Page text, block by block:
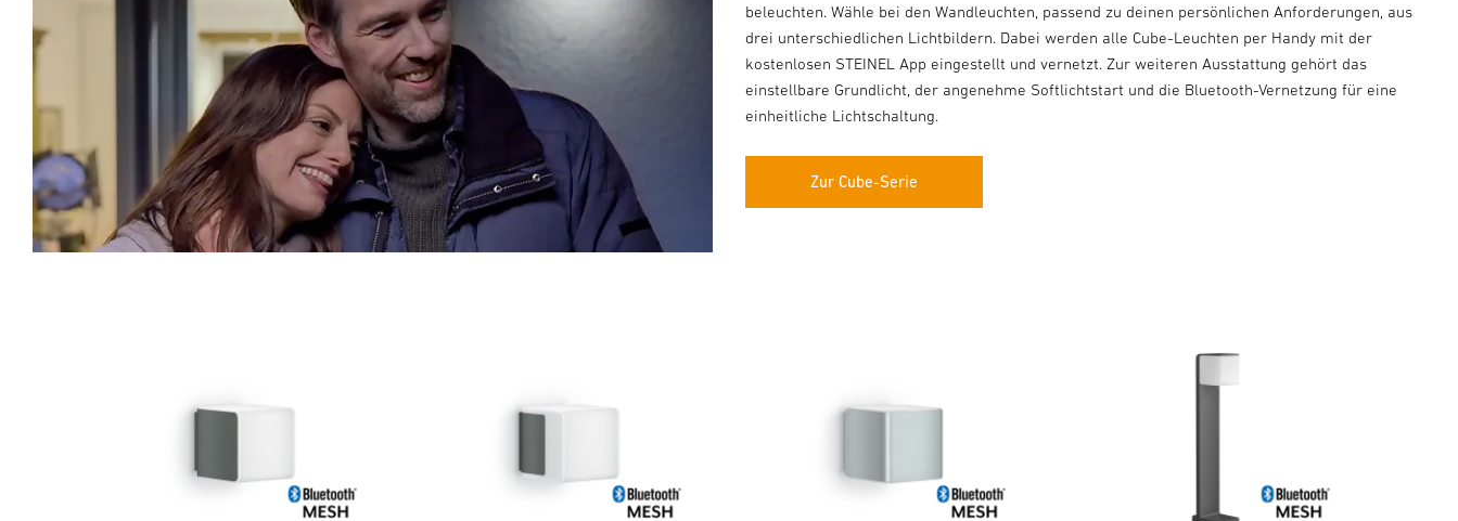
beleuchten. Wähle bei den Wandleuchten, passend zu deinen persönlichen Anforderungen, aus
drei unterschiedlichen Lichtbildern. Dabei werden alle Cube-Leuchten per Handy mit der
kostenlosen STEINEL App eingestellt und vernetzt. Zur weiteren Ausstattung gehört das
einstellbare Grundlicht, der angenehme Softlichtstart und die Bluetooth-Vernetzung für eine
einheitliche Lichtschaltung.
Zur Cube-Serie